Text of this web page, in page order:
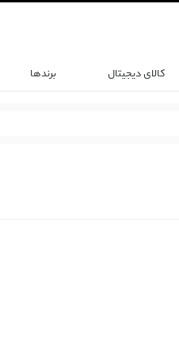
کالای دیجیتال برندها